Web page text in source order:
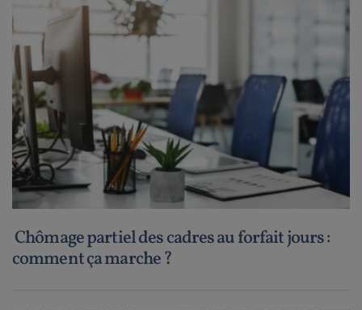
Chômage partiel des cadres au forfait jours :
comment ça marche ?